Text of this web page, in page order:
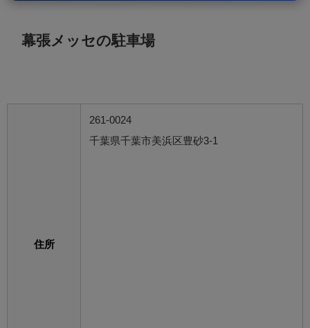
幕張メッセの駐車場
住所
261-0024
千葉県千葉市美浜区豊砂3-1